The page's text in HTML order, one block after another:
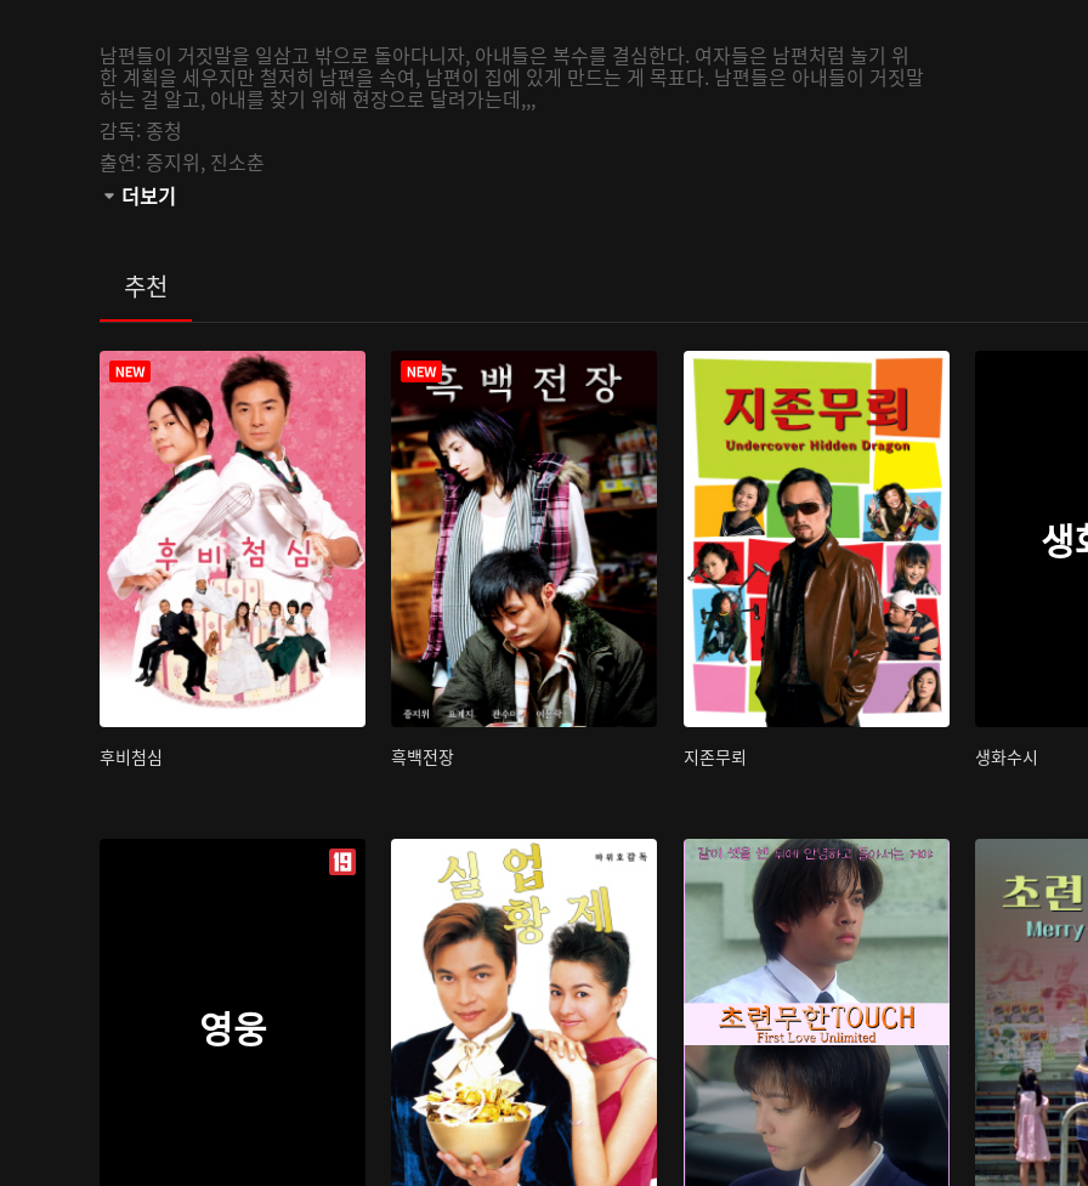
남편들이 거짓말을 일삼고 밖으로 돌아다니자, 아내들은 복수를 결심한다. 여자들은 남편처럼 놀기 위
한 계획을 세우지만 철저히 남편을 속여, 남편이 집에 있게 만드는 게 목표다. 남편들은 아내들이 거짓말
하는 걸 알고, 아내를 찾기 위해 현장으로 달려가는데,,,
감독: 종청
출연: 증지위, 진소춘
관람등급:
더보기
추천
후비첨심 흑백전장 지존무뢰
생
생화수시
영웅